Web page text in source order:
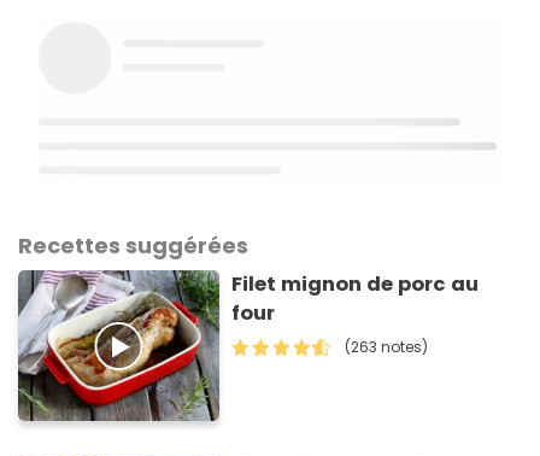
Recettes suggérées
Filet mignon de porc au
four
(263 notes)